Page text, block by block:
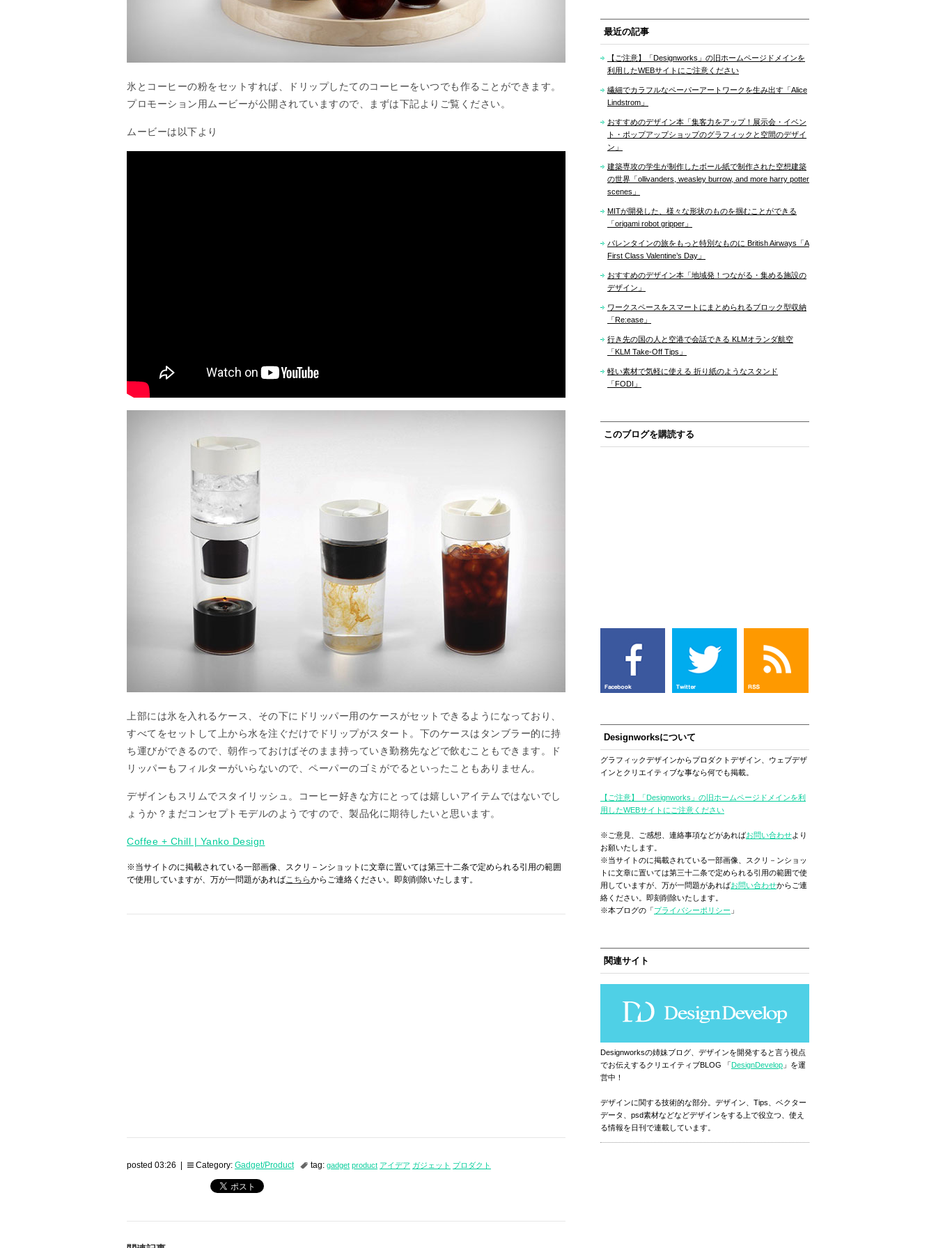
氷とコーヒーの粉をセットすれば、ドリップしたてのコーヒーをいつでも作ることができます。
プロモーション用ムービーが公開されていますので、まずは下記よりご覧ください。
ムービーは以下より
上部には氷を入れるケース、その下にドリッパー用のケースがセットできるようになっており、
すべてをセットして上から水を注ぐだけでドリップがスタート。下のケースはタンブラー的に持
ち運びができるので、朝作っておけばそのまま持っていき勤務先などで飲むこともできます。ド
リッパーもフィルターがいらないので、ペーパーのゴミがでるといったこともありません。
デザインもスリムでスタイリッシュ。コーヒー好きな方にとっては嬉しいアイテムではないでし
ょうか？まだコンセプトモデルのようですので、製品化に期待したいと思います。
Coffee + Chill | Yanko Design
※当サイトのに掲載されている一部画像、スクリ－ンショットに文章に置いては第三十二条で定められる引用の範囲
で使用していますが、万が一問題があればこちらからご連絡ください。即刻削除いたします。
posted 03:26 | Category: Gadget/Product tag: gadget product アイデア ガジェット プロダクト
最近の記事
【ご注意】「Designworks」の旧ホームページドメインを
利用したWEBサイトにご注意ください
繊細でカラフルなペーパーアートワークを生み出す「Alice
Lindstrom」
おすすめのデザイン本「集客力をアップ！展示会・イベン
ト・ポップアップショップのグラフィックと空間のデザイ
ン」
建築専攻の学生が制作したボール紙で制作された空想建築
の世界「ollivanders, weasley burrow, and more harry potter
scenes」
MITが開発した、様々な形状のものを掴むことができる
「origami robot gripper」
バレンタインの旅をもっと特別なものに British Airways「A
First Class Valentine’s Day」
おすすめのデザイン本「地域発！つながる・集める施設の
デザイン」
ワークスペースをスマートにまとめられるブロック型収納
「Re:ease」
行き先の国の人と空港で会話できる KLMオランダ航空
「KLM Take-Off Tips」
軽い素材で気軽に使える 折り紙のようなスタンド
「FODI」
このブログを購読する
Designworksについて
グラフィックデザインからプロダクトデザイン、ウェブデザ
インとクリエイティブな事なら何でも掲載。
【ご注意】「Designworks」の旧ホームページドメインを利
用したWEBサイトにご注意ください
※ご意見、ご感想、連絡事項などがあればお問い合わせより
お願いたします。
※当サイトのに掲載されている一部画像、スクリ－ンショッ
トに文章に置いては第三十二条で定められる引用の範囲で使
用していますが、万が一問題があればお問い合わせからご連
絡ください。即刻削除いたします。
※本ブログの「プライバシーポリシー 」
関連サイト
Designworksの姉妹ブログ、デザインを開発すると言う視点
でお伝えするクリエイティブBLOG 「DesignDevelop 」を運
営中！
デザインに関する技術的な部分。デザイン、Tips、ベクター
データ、psd素材などなどデザインをする上で役立つ、使え
る情報を日刊で連載しています。